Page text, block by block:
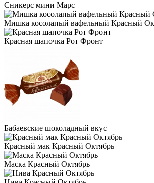
Сникерс мини Марс
Мишка косолапый вафельный Красный
Красная шапочка Рот Фронт
Бабаевские шоколадный вкус
Красный мак Красный Октябрь
Маска Красный Октябрь